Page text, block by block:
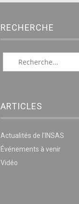
RECHERCHE
ARTICLES
Actualités de l’INSAS
Événements à venir
Vidéo